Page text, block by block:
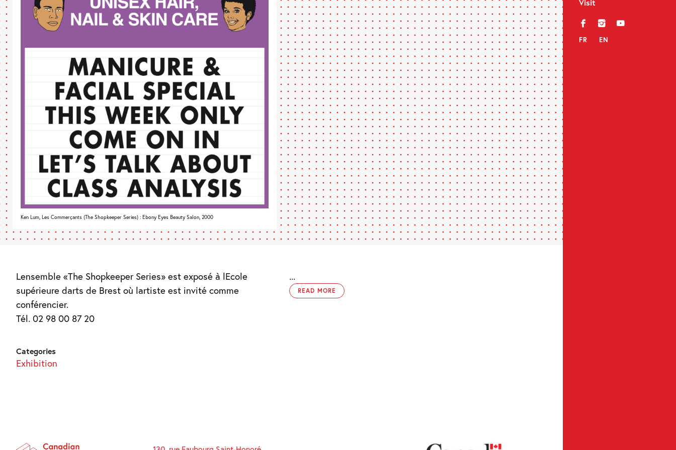
Visit
f i y
FR EN
Ken Lum, Les Commerçants (The Shopkeeper Series) : Ebony Eyes Beauty Salon, 2000
Lensemble «The Shopkeeper Series» est exposé à lEcole
supérieure darts de Brest où lartiste est invité comme
conférencier.
Tél. 02 98 00 87 20
...
READ MORE
Categories
Exhibition